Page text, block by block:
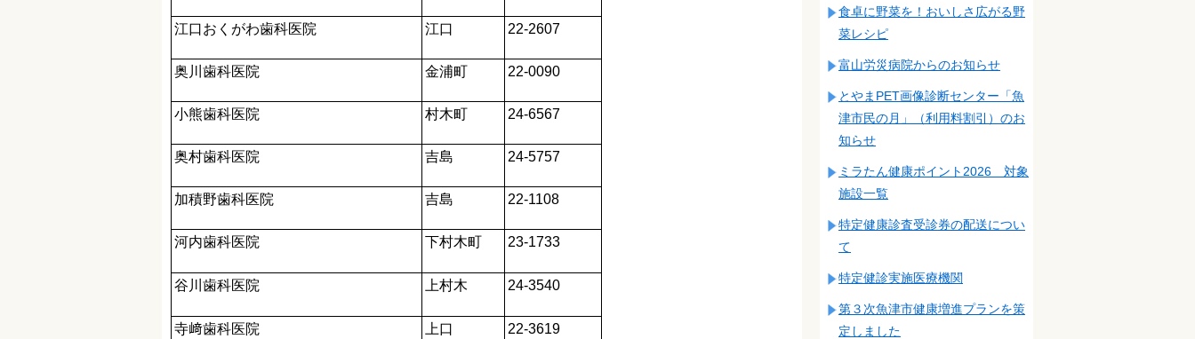
江口おくがわ歯科医院 江口 22-2607
奥川歯科医院 金浦町 22-0090
小熊歯科医院 村木町 24-6567
奥村歯科医院 吉島 24-5757
加積野歯科医院 吉島 22-1108
河内歯科医院 下村木町 23-1733
谷川歯科医院 上村木 24-3540
寺﨑歯科医院 上口 22-3619
食卓に野菜を！おいしさ広がる野
菜レシピ
富山労災病院からのお知らせ
とやまPET画像診断センター「魚
津市民の月」（利用料割引）のお
知らせ
ミラたん健康ポイント2026 対象
施設一覧
特定健康診査受診券の配送につい
て
特定健診実施医療機関
第３次魚津市健康増進プランを策
定しました